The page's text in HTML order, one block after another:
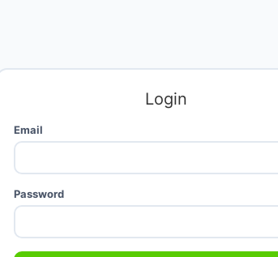
Login
Email
Password